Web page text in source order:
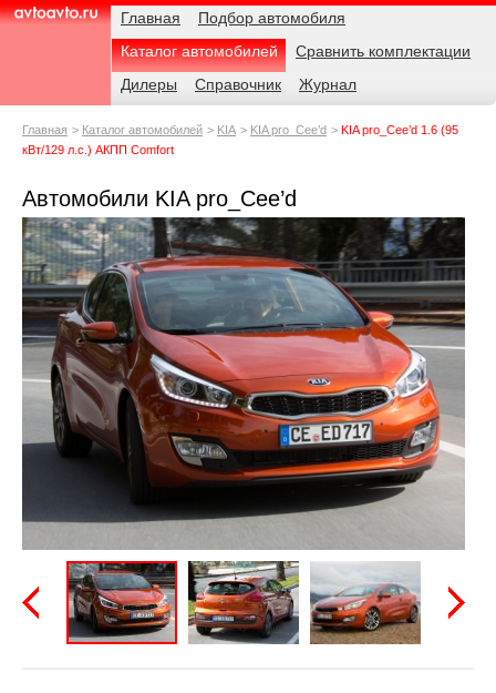
AvtoAvto.ru
Навигация Главная
Подбор автомобиля
Каталог автомобилей
Сравнить комплектации
Дилеры
Справочник Журнал
Родительские
Главная Каталог автомобилей KIA KIA pro_Cee’d
KIA pro_Cee’d 1.6 (95
кВт/129 л.с.) АКПП Comfort
Автомобили KIA pro_Cee’d
Примечания